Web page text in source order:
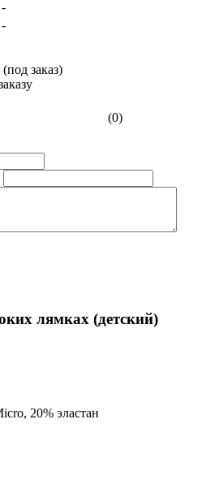
-
-
заказ)
(0)
лямках (детский)
20% эластан